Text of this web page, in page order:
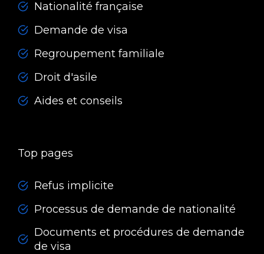
Nationalité française
Demande de visa
Regroupement familiale
Droit d'asile
Aides et conseils
Top pages
Refus implicite
Processus de demande de nationalité
Documents et procédures de demande
de visa